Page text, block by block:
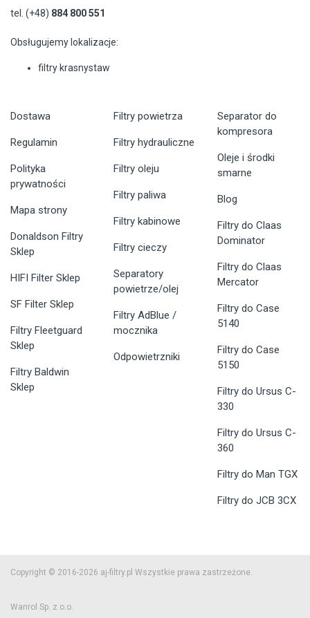
tel. (+48) 884 800 551
Obsługujemy lokalizacje:
filtry krasnystaw
Dostawa
Regulamin
Polityka
prywatności
Mapa strony
Donaldson Filtry
Sklep
HIFI Filter Sklep
SF Filter Sklep
Filtry Fleetguard
Sklep
Filtry Baldwin
Sklep
Filtry powietrza
Filtry hydrauliczne
Filtry oleju
Filtry paliwa
Filtry kabinowe
Filtry cieczy
Separatory
powietrze/olej
Filtry AdBlue /
mocznika
Odpowietrzniki
Separator do
kompresora
Oleje i środki
smarne
Blog
Filtry do Claas
Dominator
Filtry do Claas
Mercator
Filtry do Case
5140
Filtry do Case
5150
Filtry do Ursus C-
330
Filtry do Ursus C-
360
Filtry do Man TGX
Filtry do JCB 3CX
Copyright © 2016-2026 aj-filtry.pl Wszystkie prawa zastrzeżone.
Wanrol Sp. z o.o.